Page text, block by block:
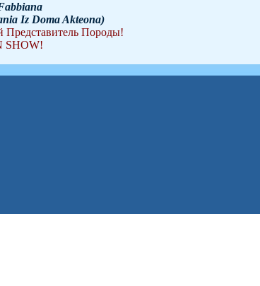
Iz Doma Akteona)
Породы!
SHOW!